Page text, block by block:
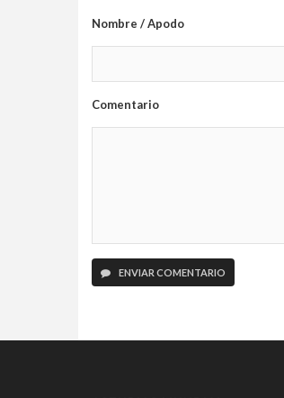
Nombre / Apodo
Comentario
ENVIAR COMENTARIO